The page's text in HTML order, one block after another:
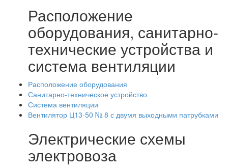
Расположение
оборудования, санитарно-
технические устройства и
система вентиляции
Расположение оборудования
Санитарно-техническое устройство
Система вентиляции
Вентилятор Ц13-50 № 8 с двумя выходными патрубками
Электрические схемы
электровоза